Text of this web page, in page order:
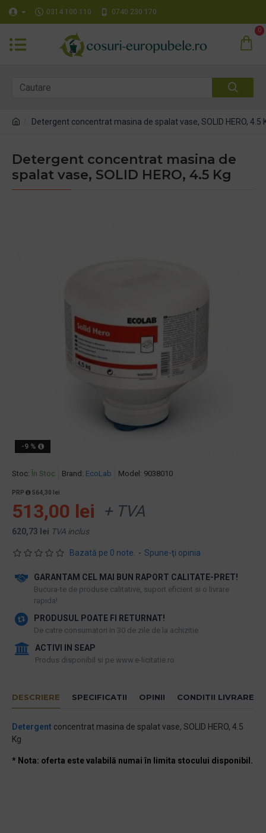
0314 100 110 0740 230 170
0
Detergent concentrat masina de spalat vase, SOLID HERO, 4.5
Detergent concentrat masina de
spalat vase, SOLID HERO, 4.5 Kg
-9 %
Stoc: În Stoc Brand: EcoLab Model: 9038010
Bazată pe 0 note. - Spune-ţi opinia
PRP 564,30 lei
513,00 lei + TVA
620,73 lei TVA inclus
GARANTAM CEL MAI BUN RAPORT CALITATE-PRET!
​Bucura-te de produse calitative, suport eficient si o livrare
rapida!
PRODUSUL POATE FI RETURNAT!
De catre consumatori in 30 de zile de la achizitie
ACTIVI IN SEAP
Produs disponibil si pe www.e-licitatie.ro
DESCRIERE SPECIFICATII OPINII CONDITII LIVRARE
Detergent concentrat masina de spalat vase, SOLID HERO, 4.5
Kg
* Nota: oferta este valabilă numai în limita stocului disponibil.